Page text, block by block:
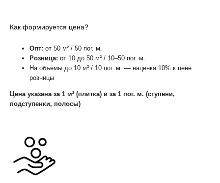
Как формируется цена?
Опт: от 50 м² / 50 пог. м.
Розница: от 10 до 50 м² / 10–50 пог. м.
На объёмы до 10 м² / 10 пог. м. — наценка 10% к цене
розницы
Цена указана за 1 м² (плитка) и за 1 пог. м. (ступени,
подступенки, полосы)